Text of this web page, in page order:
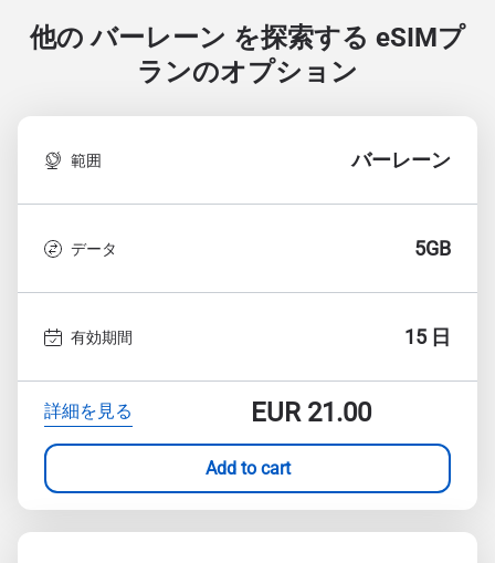
他の バーレーン を探索する eSIMプ
ランのオプション
範囲 バーレーン
データ 5GB
有効期間 15 日
詳細を見る EUR21.00
Add to cart